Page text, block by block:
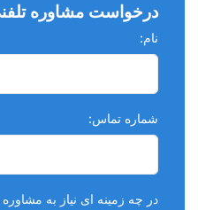
درخواست مشاوره
نام:
شماره تماس:
در چه زمینه ای نیاز به مشاوره